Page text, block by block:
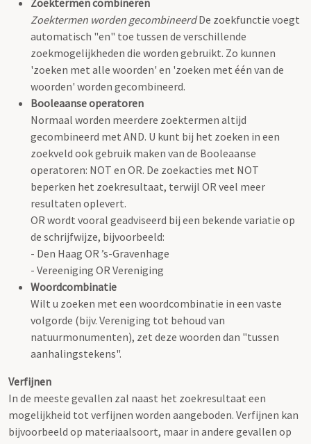
Zoektermen worden gecombineerdDe zoekfunctie voegt
automatisch "en" toe tussen de verschillende
zoekmogelijkheden die worden gebruikt. Zo kunnen
'zoeken met alle woorden' en 'zoeken met één van de
woorden' worden gecombineerd.
Booleaanse operatoren
Normaal worden meerdere zoektermen altijd
gecombineerd met AND. U kunt bij het zoeken in een
zoekveld ook gebruik maken van de Booleaanse
operatoren: NOT en OR. De zoekacties met NOT
beperken het zoekresultaat, terwijl OR veel meer
resultaten oplevert.
OR wordt vooral geadviseerd bij een bekende variatie op
de schrijfwijze, bijvoorbeeld:
- Den Haag OR ’s-Gravenhage
- Vereeniging OR Vereniging
Woordcombinatie
Wilt u zoeken met een woordcombinatie in een vaste
volgorde (bijv. Vereniging tot behoud van
natuurmonumenten), zet deze woorden dan "tussen
aanhalingstekens".
Verfijnen
In de meeste gevallen zal naast het zoekresultaat een
mogelijkheid tot verfijnen worden aangeboden. Verfijnen kan
bijvoorbeeld op materiaalsoort, maar in andere gevallen op